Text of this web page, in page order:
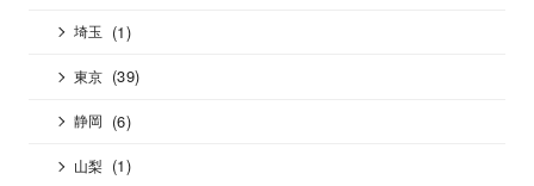
埼玉 (1)
東京 (39)
静岡 (6)
山梨 (1)